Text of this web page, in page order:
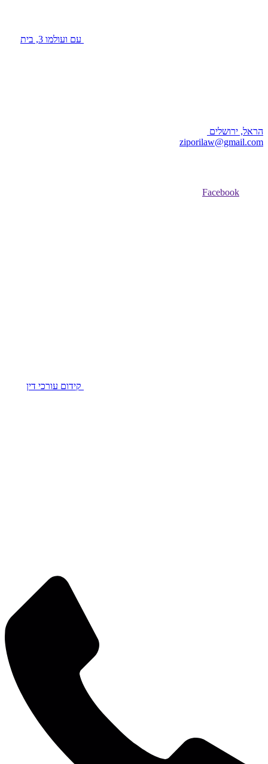
עם ועולמו 3, בית
הראל, ירושלים
ziporilaw@gmail.com
Facebook
קידום עורכי דין